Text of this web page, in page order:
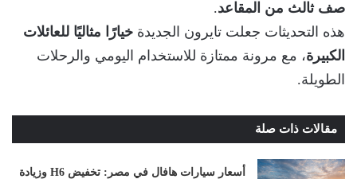
صف ثالث من المقاعد.
هذه التحديثات جعلت تايرون الجديدة خيارًا مثاليًا للعائلات
الكبيرة، مع مرونة ممتازة للاستخدام اليومي والرحلات
الطويلة.
مقالات ذات صلة
أسعار سيارات هافال في مصر: تخفيض H6 وزيادة